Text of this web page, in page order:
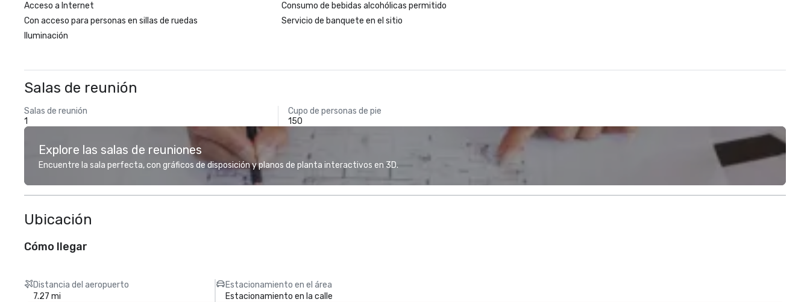
Acceso a Internet
Con acceso para personas en sillas de ruedas
Iluminación
Consumo de bebidas alcohólicas permitido
Servicio de banquete en el sitio
Salas de reunión
Salas de reunión
1
Cupo de personas de pie
150
Explore las salas de reuniones
Encuentre la sala perfecta, con gráficos de disposición y planos de planta interactivos en 3D.
Ubicación
Cómo llegar
Distancia del aeropuerto
7.27 mi
Estacionamiento en el área
Estacionamiento en la calle